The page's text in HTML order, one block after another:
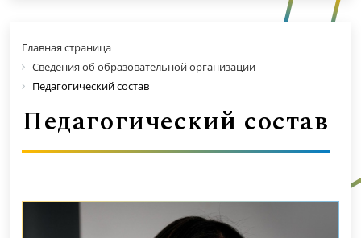
Главная страница
Сведения об образовательной организации
Педагогический состав
Педагогический состав